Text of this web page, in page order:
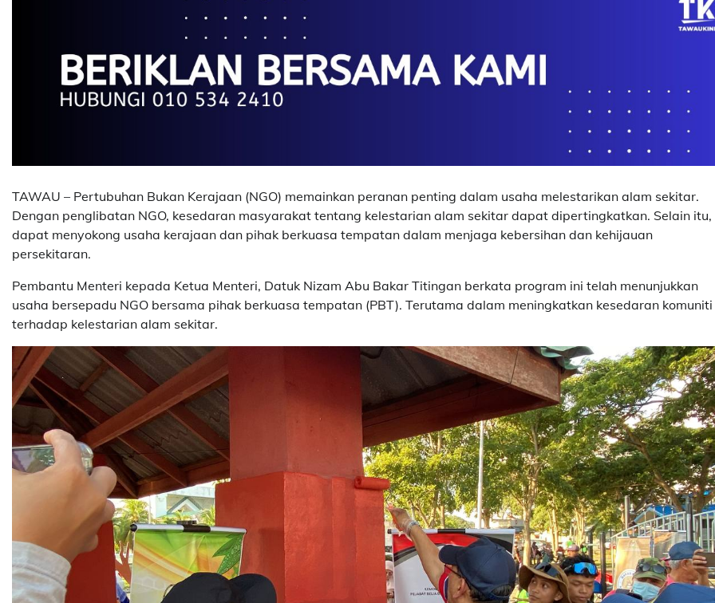
TAWAU – Pertubuhan Bukan Kerajaan (NGO) memainkan peranan penting dalam usaha melestarikan alam sekitar.
Dengan penglibatan NGO, kesedaran masyarakat tentang kelestarian alam sekitar dapat dipertingkatkan. Selain itu,
dapat menyokong usaha kerajaan dan pihak berkuasa tempatan dalam menjaga kebersihan dan kehijauan
persekitaran.
Pembantu Menteri kepada Ketua Menteri, Datuk Nizam Abu Bakar Titingan berkata program ini telah menunjukkan
usaha bersepadu NGO bersama pihak berkuasa tempatan (PBT). Terutama dalam meningkatkan kesedaran komuniti
terhadap kelestarian alam sekitar.